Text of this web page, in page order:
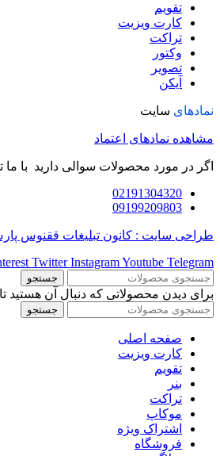
تقویم
کارت ویزیت
تراکت
وکتور
تصویر
آیکن
نمادهای سایت
مشاهده نمادهای اعتماد
اگر در مورد محصولات سوالی دارید با ما
02191304320
09199209803
طراحی سایت : کانون تبلیغات ققنوس
Twitter InstagramYoutube Telegram
جستجو
برای دیدن محصولاتی که دنبال آن هستید
جستجو
صفحه اصلی
کارت ویزیت
تقویم
بنر
تراکت
موکاپ
اشتراک ویژه
فروشگاه